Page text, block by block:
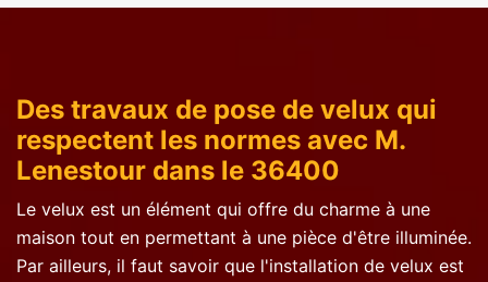
Des travaux de pose de velux qui
respectent les normes avec M.
Lenestour dans le 36400
Le velux est un élément qui offre du charme à une
maison tout en permettant à une pièce d'être illuminée.
Par ailleurs, il faut savoir que l'installation de velux est